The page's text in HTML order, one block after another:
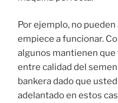
Por ejemplo, no
empiece a funcionar.
algunos mantienen
entre calidad del
bankera dado que
adelantado en estos